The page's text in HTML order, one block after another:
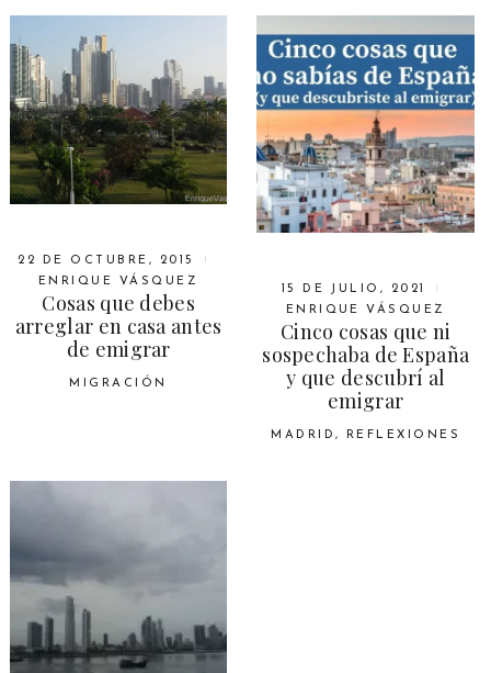
22 DE OCTUBRE, 2015
ENRIQUE VÁSQUEZ
Cosas que debes
arreglar en casa antes
de emigrar
MIGRACIÓN
15 DE JULIO, 2021
ENRIQUE VÁSQUEZ
Cinco cosas que ni
sospechaba de España
y que descubrí al
emigrar
MADRID , REFLEXIONES